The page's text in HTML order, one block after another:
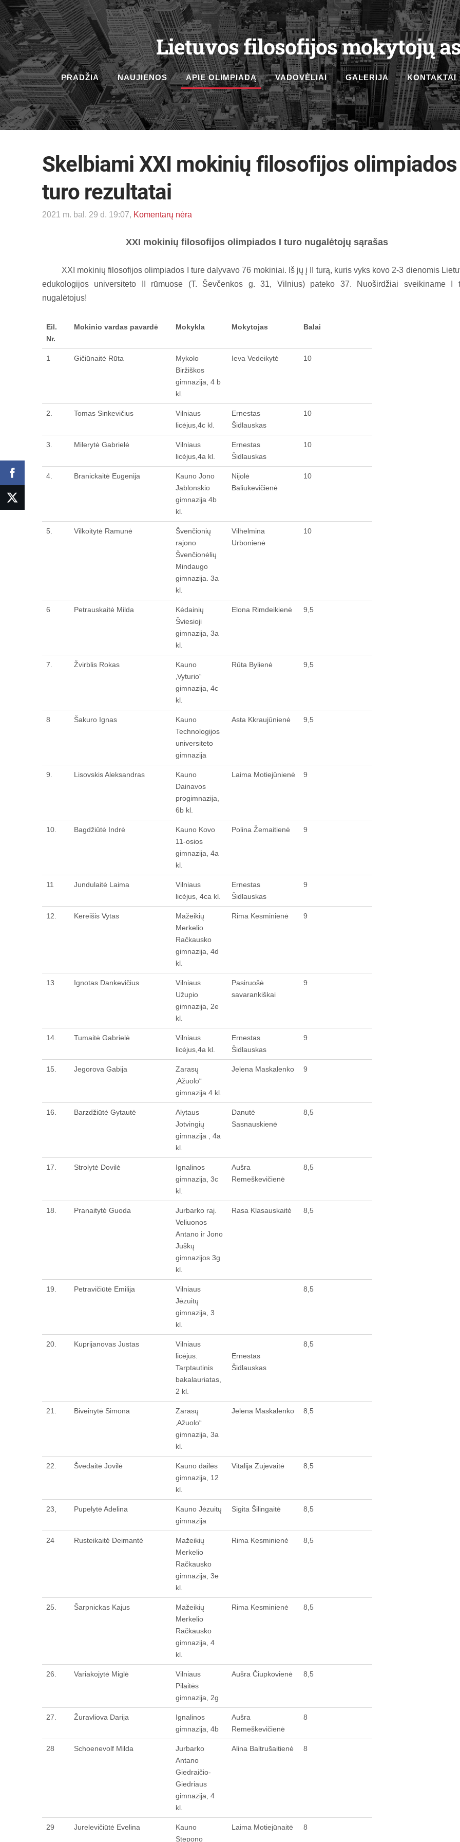
Lietuvos filosofijos mokytojų
PRADŽIA NAUJIENOS APIE OLIMPIADĄ VADOVĖLIAI GALERIJA KONTAKTAI
Skelbiami XXI mokinių filosofijos
turo rezultatai
2021 m. bal. 29 d. 19:07, Komentarų nėra
XXI mokinių filosofijos olimpiados I turo nugalėtojų sąrašas
XXI mokinių filosofijos olimpiados I ture dalyvavo 76 mokiniai. Iš jų į II turą, kuris vyks kovo 2-3 dienomis
edukologijos universiteto II rūmuose (T. Ševčenkos g. 31, Vilnius) pateko 37. Nuoširdžiai sveikiname I
nugalėtojus!
Eil.
Nr.
Mokinio vardas pavardė Mokykla Mokytojas Balai
1 Gičiūnaitė Rūta
Mykolo
Biržiškos
gimnazija, 4 b
kl.
Ieva Vedeikytė 10
2. Tomas Sinkevičius
Vilniaus
licėjus,4c kl.
Ernestas
Šidlauskas
10
3. Milerytė Gabrielė
Vilniaus
licėjus,4a kl.
Ernestas
Šidlauskas
10
4. Branickaitė Eugenija
Kauno Jono
Jablonskio
gimnazija 4b
kl.
Nijolė
Baliukevičienė
10
5. Vilkoitytė Ramunė
Švenčionių
rajono
Švenčionėlių
Mindaugo
gimnazija. 3a
kl.
Vilhelmina
Urbonienė
10
6 Petrauskaitė Milda
Kėdainių
Šviesioji
gimnazija, 3a
kl.
Elona Rimdeikienė 9,5
7. Žvirblis Rokas
Kauno
‚Vyturio“
gimnazija, 4c
kl.
Rūta Bylienė 9,5
8 Šakuro Ignas
Kauno
Technologijos
universiteto
gimnazija
Asta Kkraujūnienė 9,5
9. Lisovskis Aleksandras
Kauno
Dainavos
progimnazija,
6b kl.
Laima Motiejūnienė 9
10. Bagdžiūtė Indrė
Kauno Kovo
11-osios
gimnazija, 4a
kl.
Polina Žemaitienė 9
11 Jundulaitė Laima
Vilniaus
licėjus, 4ca kl.
Ernestas
Šidlauskas
9
12. Kereišis Vytas
Mažeikių
Merkelio
Račkausko
gimnazija, 4d
kl.
Rima Kesminienė 9
13 Ignotas Dankevičius
Vilniaus
Užupio
gimnazija, 2e
kl.
Pasiruošė
savarankiškai
9
14. Tumaitė Gabrielė
Vilniaus
licėjus,4a kl.
Ernestas
Šidlauskas
9
15. Jegorova Gabija
Zarasų
‚Ažuolo“
gimnazija 4 kl.
Jelena Maskalenko 9
16. Barzdžiūtė Gytautė
Alytaus
Jotvingių
gimnazija , 4a
kl.
Danutė
Sasnauskienė
8,5
17. Strolytė Dovilė
Ignalinos
gimnazija, 3c
kl.
Aušra
Remeškevičienė
8,5
18. Pranaitytė Guoda
Jurbarko raj.
Veliuonos
Antano ir Jono
Juškų
gimnazijos 3g
kl.
Rasa Klasauskaitė 8,5
19. Petravičiūtė Emilija
Vilniaus
Jėzuitų
gimnazija, 3
kl.
8,5
20. Kuprijanovas Justas
Vilniaus
licėjus.
Tarptautinis
bakalauriatas,
2 kl.
Ernestas
Šidlauskas
8,5
21. Biveinytė Simona
Zarasų
‚Ažuolo“
gimnazija, 3a
kl.
Jelena Maskalenko 8,5
22. Švedaitė Jovilė
Kauno dailės
gimnazija, 12
kl.
Vitalija Zujevaitė 8,5
23, Pupelytė Adelina
Kauno Jėzuitų
gimnazija
Sigita Šilingaitė 8,5
24 Rusteikaitė Deimantė
Mažeikių
Merkelio
Račkausko
gimnazija, 3e
kl.
Rima Kesminienė 8,5
25. Šarpnickas Kajus
Mažeikių
Merkelio
Račkausko
gimnazija, 4
kl.
Rima Kesminienė 8,5
26. Variakojytė Miglė
Vilniaus
Pilaitės
gimnazija, 2g
Aušra Čiupkovienė 8,5
27. Žuravliova Darija
Ignalinos
gimnazija, 4b
Aušra
Remeškevičienė
8
28 Schoenevolf Milda
Jurbarko
Antano
Giedraičio-
Giedriaus
gimnazija, 4
kl.
Alina Baltrušaitienė 8
29 Jurelevičiūtė Evelina
Kauno
Stepono
Laima Motiejūnaitė 8